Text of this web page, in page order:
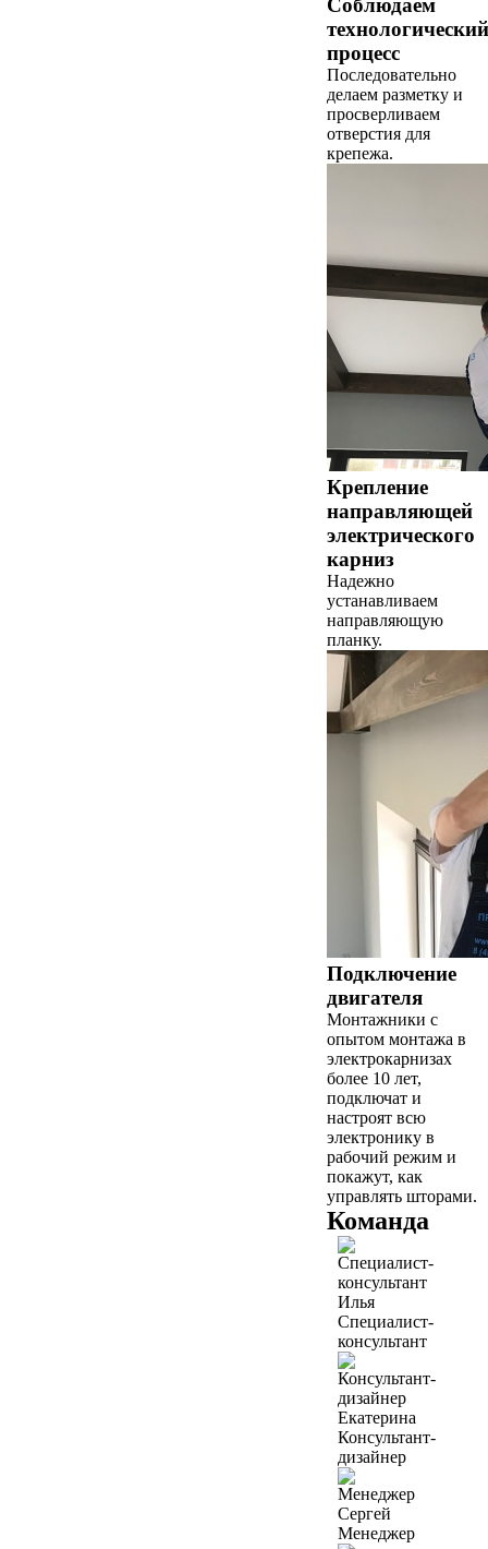
Соблюдаем
технологический
процесс
Последовательно
делаем разметку и
просверливаем
отверстия для
крепежа.
Крепление
направляющей
электрического
карниз
Надежно
устанавливаем
направляющую
планку.
Подключение
двигателя
Монтажники с
опытом монтажа в
электрокарнизах
более 10 лет,
подключат и
настроят всю
электронику в
рабочий режим и
покажут, как
управлять шторами.
Команда
Илья
Специалист-
консультант
Екатерина
Консультант-
дизайнер
Сергей
Менеджер